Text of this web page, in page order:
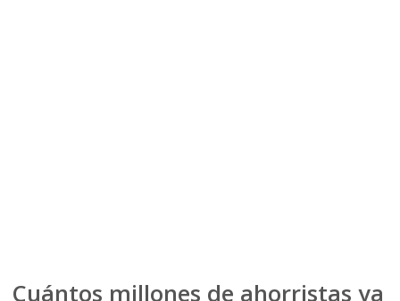
Cuántos millones de ahorristas ya